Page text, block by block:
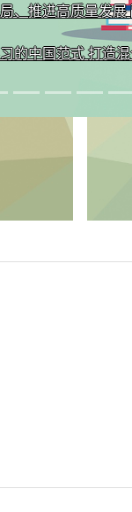
设奖全国优秀教材
育国家规划教材
版即将推出